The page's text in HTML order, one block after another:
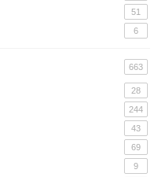
51
6
663
28
244
43
69
9